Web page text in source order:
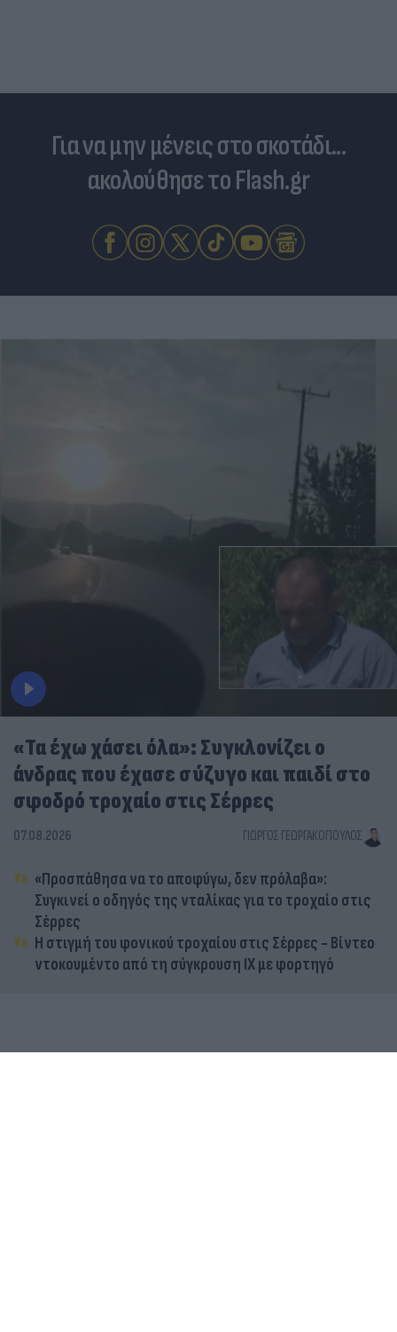
Για να μην μένεις στο σκοτάδι...
ακολούθησε το Flash.gr
«Τα έχω χάσει όλα»: Συγκλονίζει ο
άνδρας που έχασε σύζυγο και παιδί στο
σφοδρό τροχαίο στις Σέρρες
07.08.2026 ΓΙΏΡΓΟΣ ΓΕΩΡΓΑΚΌΠΟΥΛΟΣ
«Προσπάθησα να το αποφύγω, δεν πρόλαβα»:
Συγκινεί ο οδηγός της νταλίκας για το τροχαίο στις
Σέρρες
Η στιγμή του φονικού τροχαίου στις Σέρρες - Βίντεο
ντοκουμέντο από τη σύγκρουση ΙΧ με φορτηγό